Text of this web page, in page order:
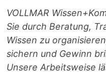
VOLLMAR
Sie durch Beratung,
Wissen zu
sichern und Gewinn
Unsere Arbeitsweise